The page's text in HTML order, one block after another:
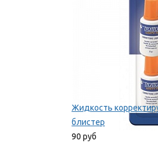
Жидкость
блистер
90 руб